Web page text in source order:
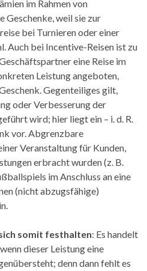
im Rahmen von
Geschenke, weil sie zur
bei Turnieren oder einer
Auch bei Incentive-Reisen ist zu
eine Reise im
Leistung angeboten,
Gegenteiliges gilt,
oder Verbesserung der
wird; hier liegt ein – i. d. R.
vor. Abgrenzbare
Veranstaltung für Kunden,
erbracht wurden (z. B.
im Anschluss an eine
(nicht abzugsfähige)
somit festhalten: Es handelt
dieser Leistung eine
denn dann fehlt es